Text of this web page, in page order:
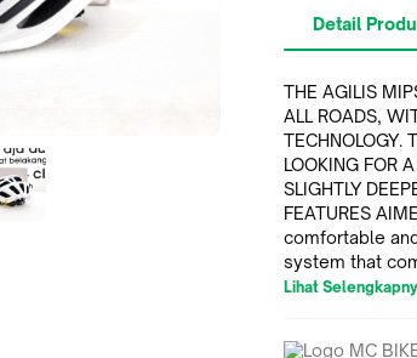
Detail
THE AGILIS
ALL ROADS,
TECHNOLOGY. THE AGILIS MIPS IS THE RIGHT CHOICE FOR RIDERS
LOOKING FOR
SLIGHTLY
FEATURES
comfortable
system that
integrating with
Lihat